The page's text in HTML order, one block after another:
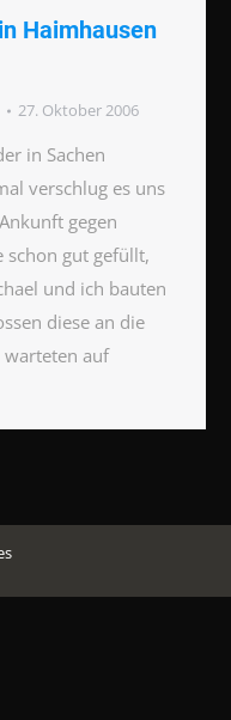
Haimhausen
27. Oktober 2006
in Sachen
verschlug es uns
gegen
gut gefüllt,
und ich bauten
diese an die
warteten auf